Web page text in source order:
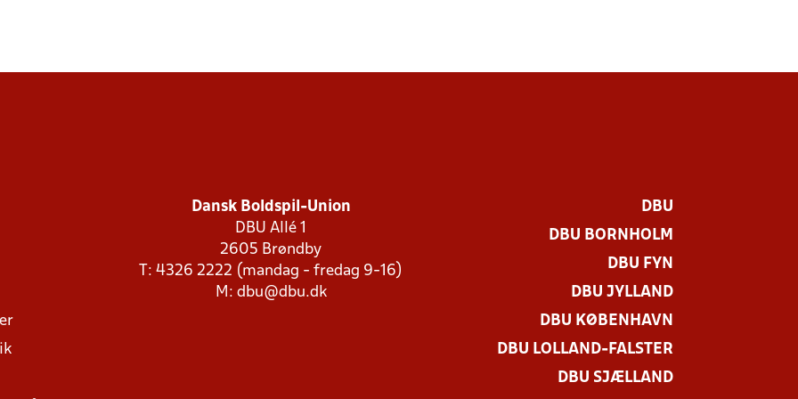
Dansk Boldspil-Union
DBU Allé 1
2605 Brøndby
T: 4326 2222 (mandag - fredag 9-16)
M: dbu@dbu.dk
DBU
DBU BORNHOLM
DBU FYN
DBU JYLLAND
DBU KØBENHAVN
DBU LOLLAND-FALSTER
DBU SJÆLLAND